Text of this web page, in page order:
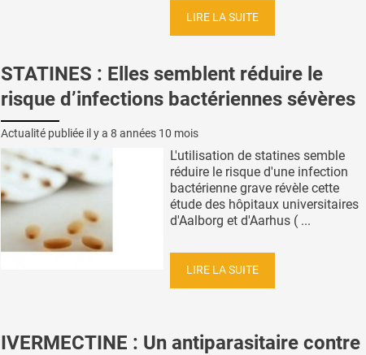
LIRE LA SUITE
STATINES : Elles semblent réduire le
risque d’infections bactériennes sévères
Actualité publiée il y a 8 années 10 mois
L'utilisation de statines semble
réduire le risque d'une infection
bactérienne grave révèle cette
étude des hôpitaux universitaires
d'Aalborg et d'Aarhus ( ...
LIRE LA SUITE
IVERMECTINE : Un antiparasitaire contre